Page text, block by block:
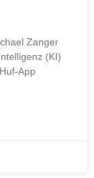
Zanger
(KI)
App